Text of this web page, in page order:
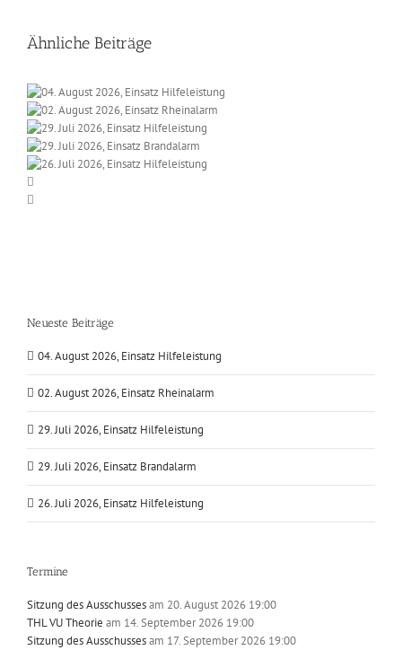
Ähnliche Beiträge
Neueste Beiträge
04. August 2026, Einsatz Hilfeleistung
02. August 2026, Einsatz Rheinalarm
29. Juli 2026, Einsatz Hilfeleistung
29. Juli 2026, Einsatz Brandalarm
26. Juli 2026, Einsatz Hilfeleistung
Termine
Sitzung des Ausschussesam 20. August 2026 19:00
THL VU Theorie am 14. September 2026 19:00
Sitzung des Ausschussesam 17. September 2026 19:00